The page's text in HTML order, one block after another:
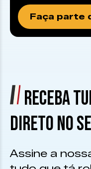
Faça parte
RECEBA
DIRETO NO
Assine a